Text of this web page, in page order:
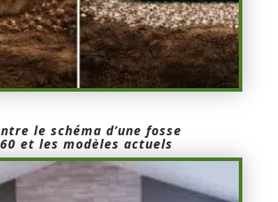
le schéma d’une fosse
et les modèles actuels